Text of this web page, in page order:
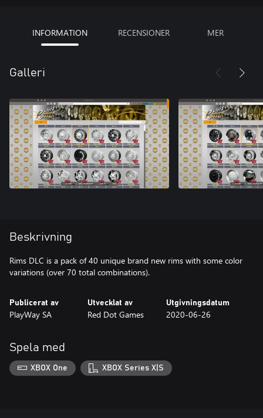
INFORMATION RECENSIONER MER
Galleri
Beskrivning
Rims DLC is a pack of 40 unique brand new rims with some color
variations (over 70 total combinations).
Publicerat av
PlayWay SA
Utvecklat av
Red Dot Games
Utgivningsdatum
2020-06-26
Spela med
XBOX One XBOX Series X|S